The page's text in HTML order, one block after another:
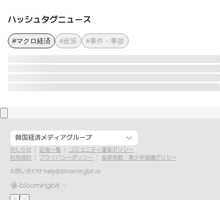
ハッシュタグニュース
#マクロ経済 #政策 #事件・事故
韓国経済メディアグループ
おしらせ 記者一覧
コミュニティ運営ポリシー
利用規約
プライバシーポリシー
倫理規範・青少年保護ポリシー
お問い合わせ help@bloomingbit.io